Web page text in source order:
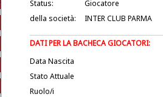
Status:
Giocatore
della società:
INTER CLUB PARMA
DATI PER LA BACHECA GIOCATORI:
Data Nascita
Stato Attuale
Ruolo/i